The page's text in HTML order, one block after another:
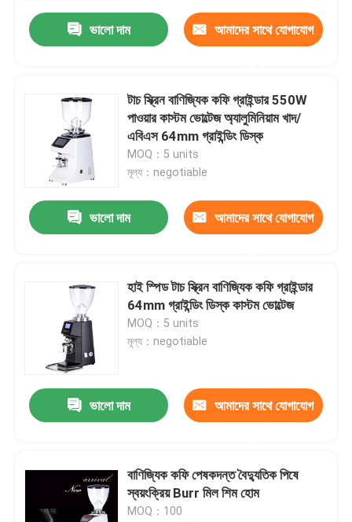
ভালো দাম আমাদের সাথে যোগাযোগ
টাচ স্ক্রিন বাণিজ্যিক কফি গ্রাইন্ডার 550W
পাওয়ার কাস্টম ভোল্টেজ অ্যালুমিনিয়াম খাদ/
এবিএস 64mm গ্রাইন্ডিং ডিস্ক
MOQ：5 units
মূল্য：negotiable
ভালো দাম আমাদের সাথে যোগাযোগ
হাই স্পিড টাচ স্ক্রিন বাণিজ্যিক কফি গ্রাইন্ডার
64mm গ্রাইন্ডিং ডিস্ক কাস্টম ভোল্টেজ
MOQ：5 units
মূল্য：negotiable
ভালো দাম আমাদের সাথে যোগাযোগ
বাণিজ্যিক কফি পেষকদন্ত বৈদ্যুতিক পিষে
স্বয়ংক্রিয় Burr মিল শিম হোম
MOQ：100